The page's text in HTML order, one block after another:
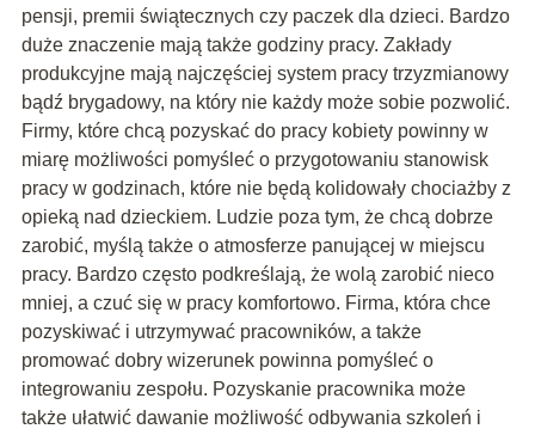
pensji, premii świątecznych czy paczek dla dzieci. Bardzo
duże znaczenie mają także godziny pracy. Zakłady
produkcyjne mają najczęściej system pracy trzyzmianowy
bądź brygadowy, na który nie każdy może sobie pozwolić.
Firmy, które chcą pozyskać do pracy kobiety powinny w
miarę możliwości pomyśleć o przygotowaniu stanowisk
pracy w godzinach, które nie będą kolidowały chociażby z
opieką nad dzieckiem. Ludzie poza tym, że chcą dobrze
zarobić, myślą także o atmosferze panującej w miejscu
pracy. Bardzo często podkreślają, że wolą zarobić nieco
mniej, a czuć się w pracy komfortowo. Firma, która chce
pozyskiwać i utrzymywać pracowników, a także
promować dobry wizerunek powinna pomyśleć o
integrowaniu zespołu. Pozyskanie pracownika może
także ułatwić dawanie możliwość odbywania szkoleń i